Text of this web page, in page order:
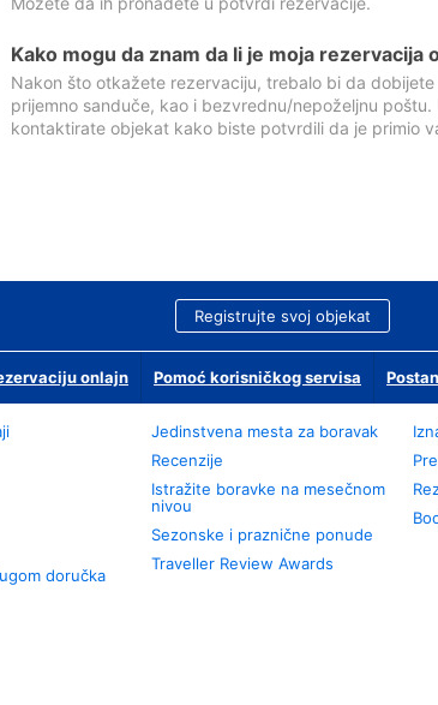
Kako mogu da znam da li je moja rezervacija
Nakon što otkažete rezervaciju, trebalo bi da
prijemno sanduče, kao i bezvrednu/nepoželjnu
kontaktirate objekat kako biste potvrdili da je primio
Registrujte svoj objekat
onlajn Pomoć korisničkog servisa
doručka
Jedinstvena mesta za boravak
Recenzije
Istražite boravke na mesečnom
nivou
Sezonske i praznične ponude
Traveller Review Awards